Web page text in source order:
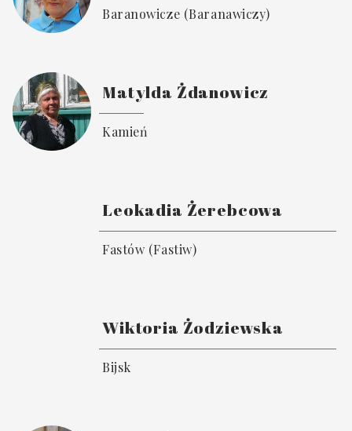
Baranowicze (Baranawiczy)
Matylda Żdanowicz
Kamień
Leokadia Żerebcowa
Fastów (Fastiw)
Wiktoria Żodziewska
Bijsk